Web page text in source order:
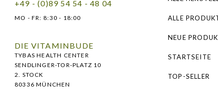
Oil, Glyceryl
(Water),
Limonene ***,
Terpineol ***,
+49 - (0)89 54 54 - 48 04
MO - FR: 8:30 - 18:00
DIE VITAMINBUDE
TYBAS HEALTH CENTER
SENDLINGER-TOR-PLATZ 10
2. STOCK
80336 MÜNCHEN
ALLE
NEUE
STARTSEITE
TOP-SELLER